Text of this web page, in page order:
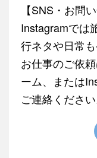
【SNS・お問
Instagramでは
行ネタや日常も
お仕事のご依
ーム、または
ご連絡ください